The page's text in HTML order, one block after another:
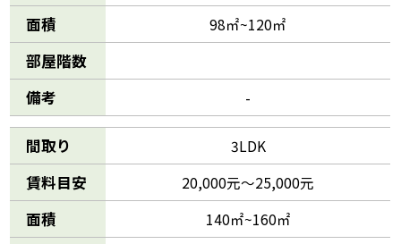
面積 98㎡~120㎡
部屋階数
備考
-
間取り 3LDK
賃料目安 20,000元～25,000元
面積 140㎡~160㎡